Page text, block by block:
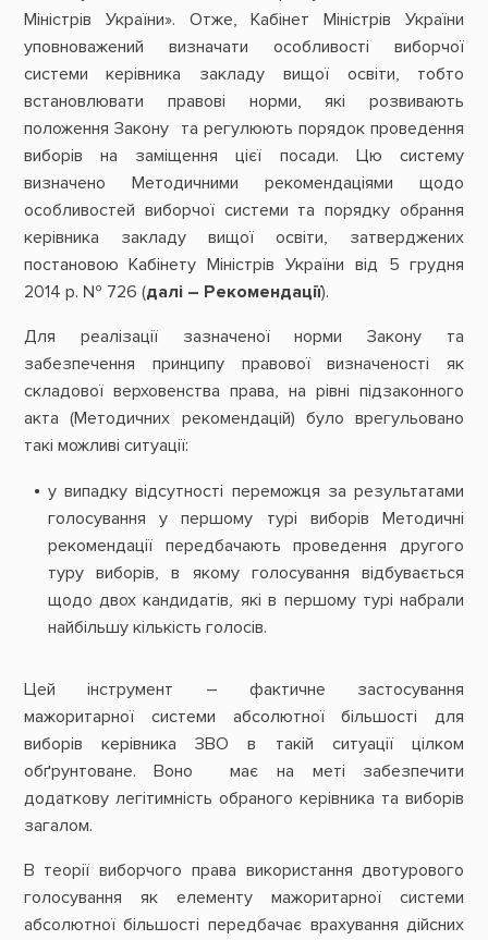
Міністрів України». Отже, Кабінет Міністрів України
уповноважений визначати особливості виборчої
системи керівника закладу вищої освіти, тобто
встановлювати правові норми, які розвивають
положення Закону та регулюють порядок проведення
виборів на заміщення цієї посади. Цю систему
визначено Методичними рекомендаціями щодо
особливостей виборчої системи та порядку обрання
керівника закладу вищої освіти, затверджених
постановою Кабінету Міністрів України від 5 грудня
2014 р. № 726 (далі – Рекомендації).
Для реалізації зазначеної норми Закону та
забезпечення принципу правової визначеності як
складової верховенства права, на рівні підзаконного
акта (Методичних рекомендацій) було врегульовано
такі можливі ситуації:
у випадку відсутності переможця за результатами
голосування у першому турі виборів Методичні
рекомендації передбачають проведення другого
туру виборів, в якому голосування відбувається
щодо двох кандидатів, які в першому турі набрали
найбільшу кількість голосів.
Цей інструмент – фактичне застосування
мажоритарної системи абсолютної більшості для
виборів керівника ЗВО в такій ситуації цілком
обґрунтоване. Воно має на меті забезпечити
додаткову легітимність обраного керівника та виборів
загалом.
В теорії виборчого права використання двотурового
голосування як елементу мажоритарної системи
абсолютної більшості передбачає врахування дійсних